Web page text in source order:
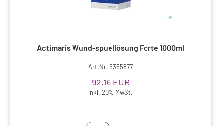
Actimaris Wund-spuellösung Forte 1000ml
Art.Nr. 5355877
92,16 EUR
inkl. 20% MwSt.